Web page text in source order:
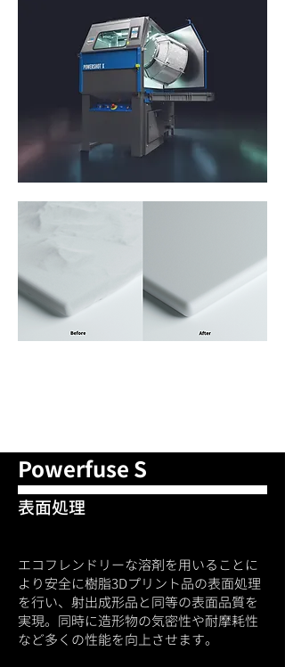
Powerfuse S
​表面処理
エコフレンドリーな溶剤を用いることに
より安全に樹脂3Dプリント品の表面処理
を行い、射出成形品と同等の表面品質を
実現。同時に造形物の気密性や耐摩耗性
など多くの性能を向上させます。